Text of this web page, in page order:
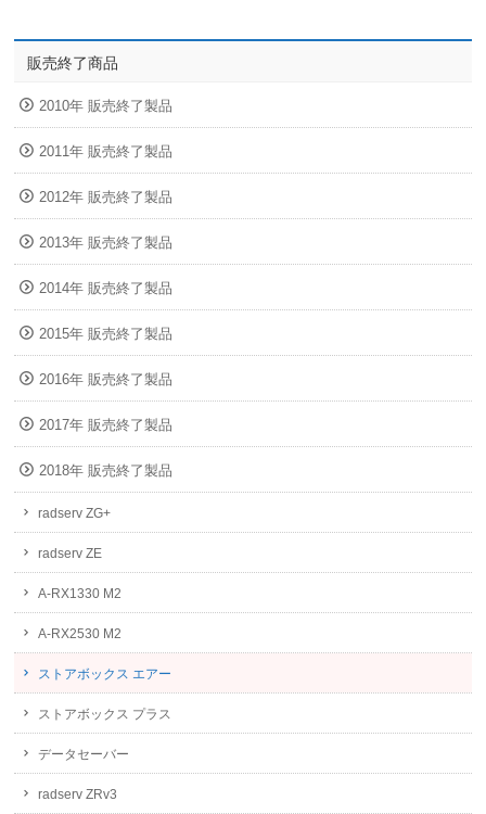
販売終了商品
2010年 販売終了製品
2011年 販売終了製品
2012年 販売終了製品
2013年 販売終了製品
2014年 販売終了製品
2015年 販売終了製品
2016年 販売終了製品
2017年 販売終了製品
2018年 販売終了製品
radserv ZG+
radserv ZE
A-RX1330 M2
A-RX2530 M2
ストアボックス エアー
ストアボックス プラス
データセーバー
radserv ZRv3